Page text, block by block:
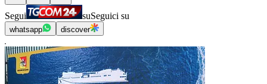
Segui suSeguici su
whatsapp discover